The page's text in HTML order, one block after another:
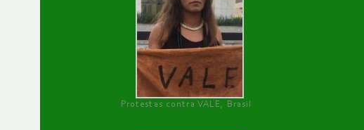
Protestas contra VALE, Brasil